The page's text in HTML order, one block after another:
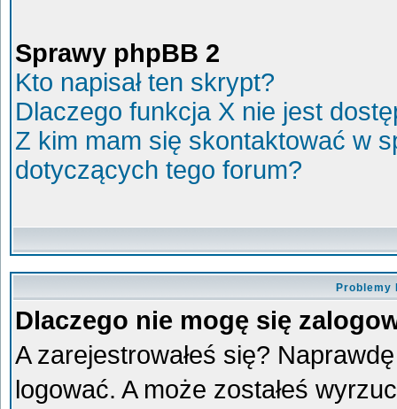
Sprawy phpBB 2
Kto napisał ten skrypt?
Dlaczego funkcja X nie jest
Z kim mam się skontaktować w
dotyczących tego forum?
Problemy
Dlaczego nie mogę się
A zarejestrowałeś się?
logować. A może zostałeś